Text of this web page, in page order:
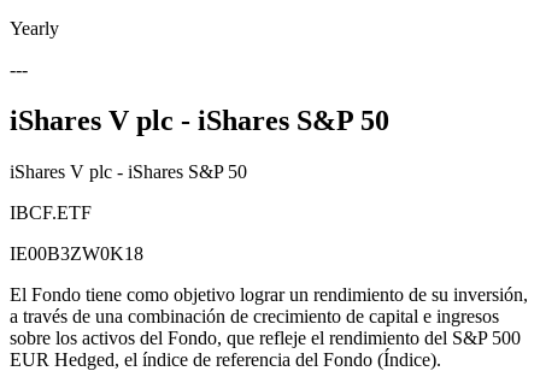
Yearly
---
iShares V plc - iShares S&P 50
iShares V plc - iShares S&P 50
IBCF.ETF
IE00B3ZW0K18
El Fondo tiene como objetivo lograr un rendimiento de su inversión,
a través de una combinación de crecimiento de capital e ingresos
sobre los activos del Fondo, que refleje el rendimiento del S&P 500
EUR Hedged, el índice de referencia del Fondo (Índice).